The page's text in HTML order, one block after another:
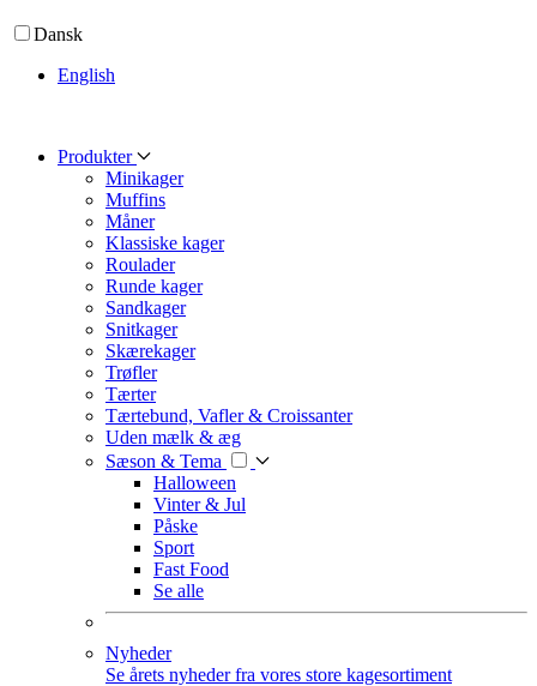
Dansk
English
Produkter
Minikager
Muffins
Måner
Klassiske kager
Roulader
Runde kager
Sandkager
Snitkager
Skærekager
Trøfler
Tærter
Tærtebund, Vafler & Croissanter
Uden mælk & æg
Sæson & Tema
Halloween
Vinter & Jul
Påske
Sport
Fast Food
Se alle
Nyheder
Se årets nyheder fra vores store kagesortiment